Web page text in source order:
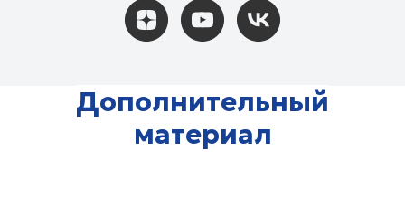
Дополнительный
материал
Не просто путешествие